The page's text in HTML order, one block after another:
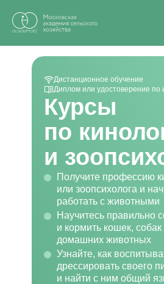
Дистанционное обучение
Диплом или удостоверение по
Курсы
по
и
Получите профессию
или зоопсихолога и
работать с животными
Научитесь правильно
и кормить кошек, собак
домашних животных
Узнайте, как
дрессировать своего
и найти с ним общий